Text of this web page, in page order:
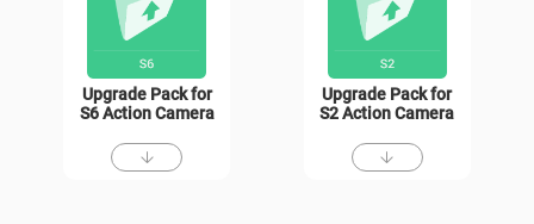
Upgrade Pack for
S6 Action Camera
Upgrade Pack for
S2 Action Camera